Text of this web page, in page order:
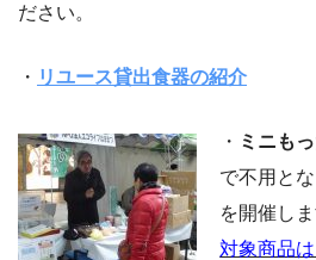
ださい。
・ リユース貸出食器の紹介
・ ミニも
で不用と
を開催しま
対象商品